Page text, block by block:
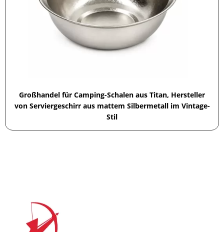
Großhandel für Camping-Schalen aus Titan, Hersteller
von Serviergeschirr aus mattem Silbermetall im Vintage-
Stil